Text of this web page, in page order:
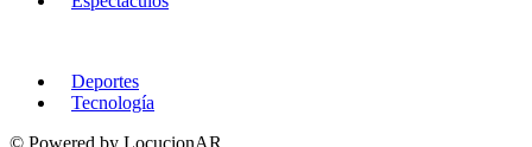
Deportes
Tecnologí­a